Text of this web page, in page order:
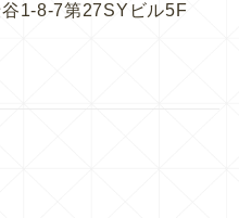
1-8-7第27SYビル5F